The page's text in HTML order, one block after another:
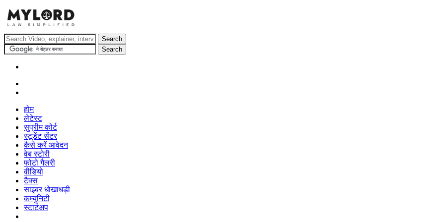
होम
लेटेस्ट
सुप्रीम कोर्ट
स्टूडेंट सेंटर
कैसे करें आवेदन
वेब स्टोरी
फोटो गैलरी
वीडियो
टैक्स
साइबर धोखाधड़ी
कम्युनिटी
स्टार्टअप